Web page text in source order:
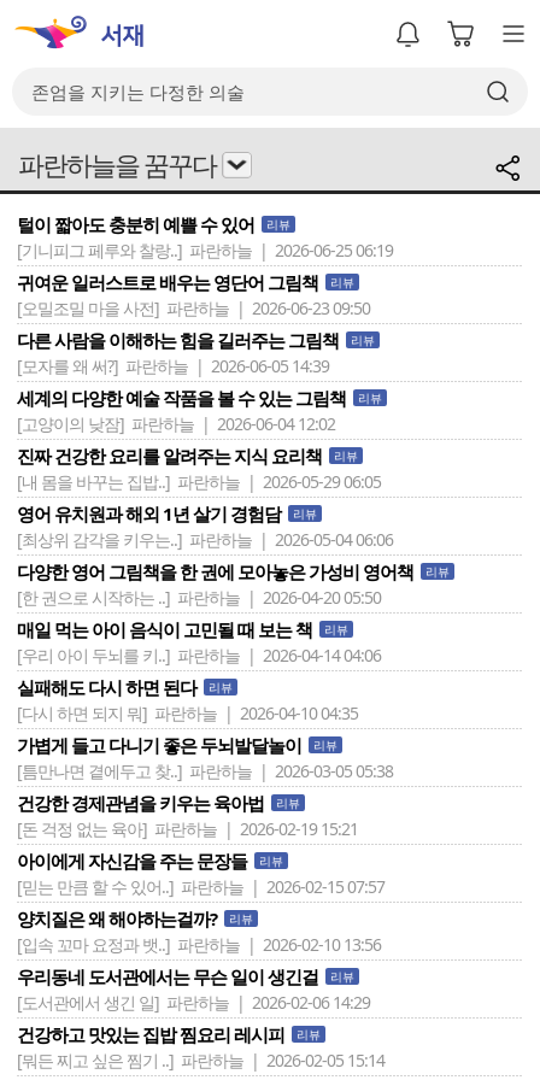
파란하늘을 꿈꾸다
털이 짧아도 충분히 예쁠 수 있어 리뷰
[기니피그 페루와 찰랑..] 파란하늘 | 2026-06-25 06:19
귀여운 일러스트로 배우는 영단어 그림책 리뷰
[오밀조밀 마을 사전] 파란하늘 | 2026-06-23 09:50
다른 사람을 이해하는 힘을 길러주는 그림책 리뷰
[모자를 왜 써?] 파란하늘 | 2026-06-05 14:39
세계의 다양한 예술 작품을 볼 수 있는 그림책 리뷰
[고양이의 낮잠] 파란하늘 | 2026-06-04 12:02
진짜 건강한 요리를 알려주는 지식 요리책 리뷰
[내 몸을 바꾸는 집밥..] 파란하늘 | 2026-05-29 06:05
영어 유치원과 해외 1년 살기 경험담 리뷰
[최상위 감각을 키우는..] 파란하늘 | 2026-05-04 06:06
다양한 영어 그림책을 한 권에 모아놓은 가성비 영어책 리뷰
[한 권으로 시작하는 ..] 파란하늘 | 2026-04-20 05:50
매일 먹는 아이 음식이 고민될 때 보는 책 리뷰
[우리 아이 두뇌를 키..] 파란하늘 | 2026-04-14 04:06
실패해도 다시 하면 된다 리뷰
[다시 하면 되지 뭐] 파란하늘 | 2026-04-10 04:35
가볍게 들고 다니기 좋은 두뇌발달놀이 리뷰
[틈만나면 곁에두고 찾..] 파란하늘 | 2026-03-05 05:38
건강한 경제관념을 키우는 육아법 리뷰
[돈 걱정 없는 육아] 파란하늘 | 2026-02-19 15:21
아이에게 자신감을 주는 문장들 리뷰
[믿는 만큼 할 수 있어..] 파란하늘 | 2026-02-15 07:57
양치질은 왜 해야하는걸까? 리뷰
[입속 꼬마 요정과 뱃..] 파란하늘 | 2026-02-10 13:56
우리동네 도서관에서는 무슨 일이 생긴걸 리뷰
[도서관에서 생긴 일] 파란하늘 | 2026-02-06 14:29
건강하고 맛있는 집밥 찜요리 레시피 리뷰
[뭐든 찌고 싶은 찜기 ..] 파란하늘 | 2026-02-05 15:14